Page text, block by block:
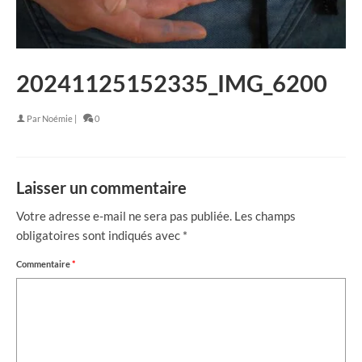
20241125152335_IMG_6200
Par Noémie | 0
Laisser un commentaire
Votre adresse e-mail ne sera pas publiée. Les champs
obligatoires sont indiqués avec *
Commentaire*